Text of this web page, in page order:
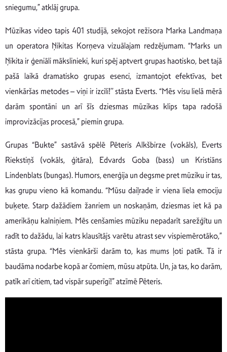
sniegumu,” atklāj grupa.
Mūzikas video tapis 401 studijā, sekojot režisora Marka Landmaņa
un operatora Ņikitas Korņeva vizuālajam redzējumam. “Marks un
Ņikita ir ģeniāli mākslinieki, kuri spēj aptvert grupas haotisko, bet tajā
pašā laikā dramatisko grupas esenci, izmantojot efektīvas, bet
vienkāršas metodes – viņi ir izcili!’’ stāsta Everts. “Mēs visu lielā mērā
darām spontāni un arī šīs dziesmas mūzikas klips tapa radošā
improvizācijas procesā,” piemin grupa.
Grupas “Bukte” sastāvā spēlē Pēteris Alkšbirze (vokāls), Everts
Riekstiņš (vokāls, ģitāra), Edvards Goba (bass) un Kristiāns
Lindenblats (bungas). Humors, enerģija un degsme pret mūziku ir tas,
kas grupu vieno kā komandu. “Mūsu daiļrade ir viena liela emociju
buķete. Starp dažādiem žanriem un noskaņām, dziesmas iet kā pa
amerikāņu kalniņiem. Mēs cenšamies mūziku nepadarīt sarežģītu un
radīt to dažādu, lai katrs klausītājs varētu atrast sev vispiemērotāko,”
stāsta grupa. “Mēs vienkārši darām to, kas mums ļoti patīk. Tā ir
baudāma nodarbe kopā ar čomiem, mūsu atpūta. Un, ja tas, ko darām,
patīk arī citiem, tad vispār superīgi!” atzīmē Pēteris.